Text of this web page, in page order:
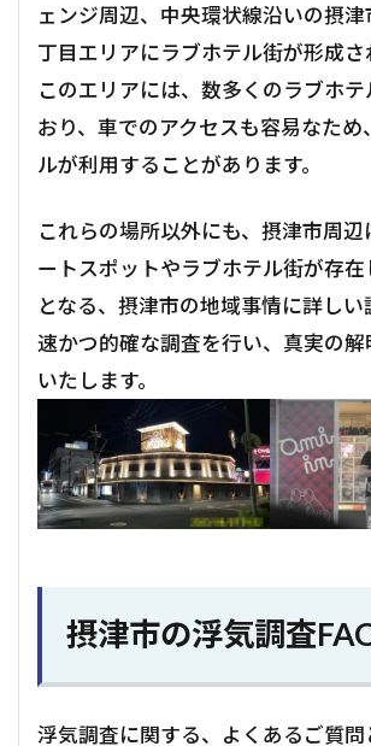
ェンジ周辺、中央環状線沿いの摂津
丁目エリアにラブホテル街が形成さ
このエリアには、数多くのラブホテ
おり、車でのアクセスも容易なため
ルが利用することがあります。
これらの場所以外にも、摂津市周
ートスポットやラブホテル街が存在
となる、摂津市の地域事情に詳し
速かつ的確な調査を行い、真実の解
いたします。
摂津市の浮気調査
浮気調査に関する、よくあるご質問